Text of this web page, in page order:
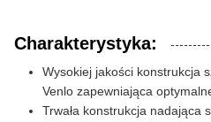
Charakterystyka:
Wysokiej jakości konstrukcja
Venlo zapewniająca
Trwała konstrukcja nadająca